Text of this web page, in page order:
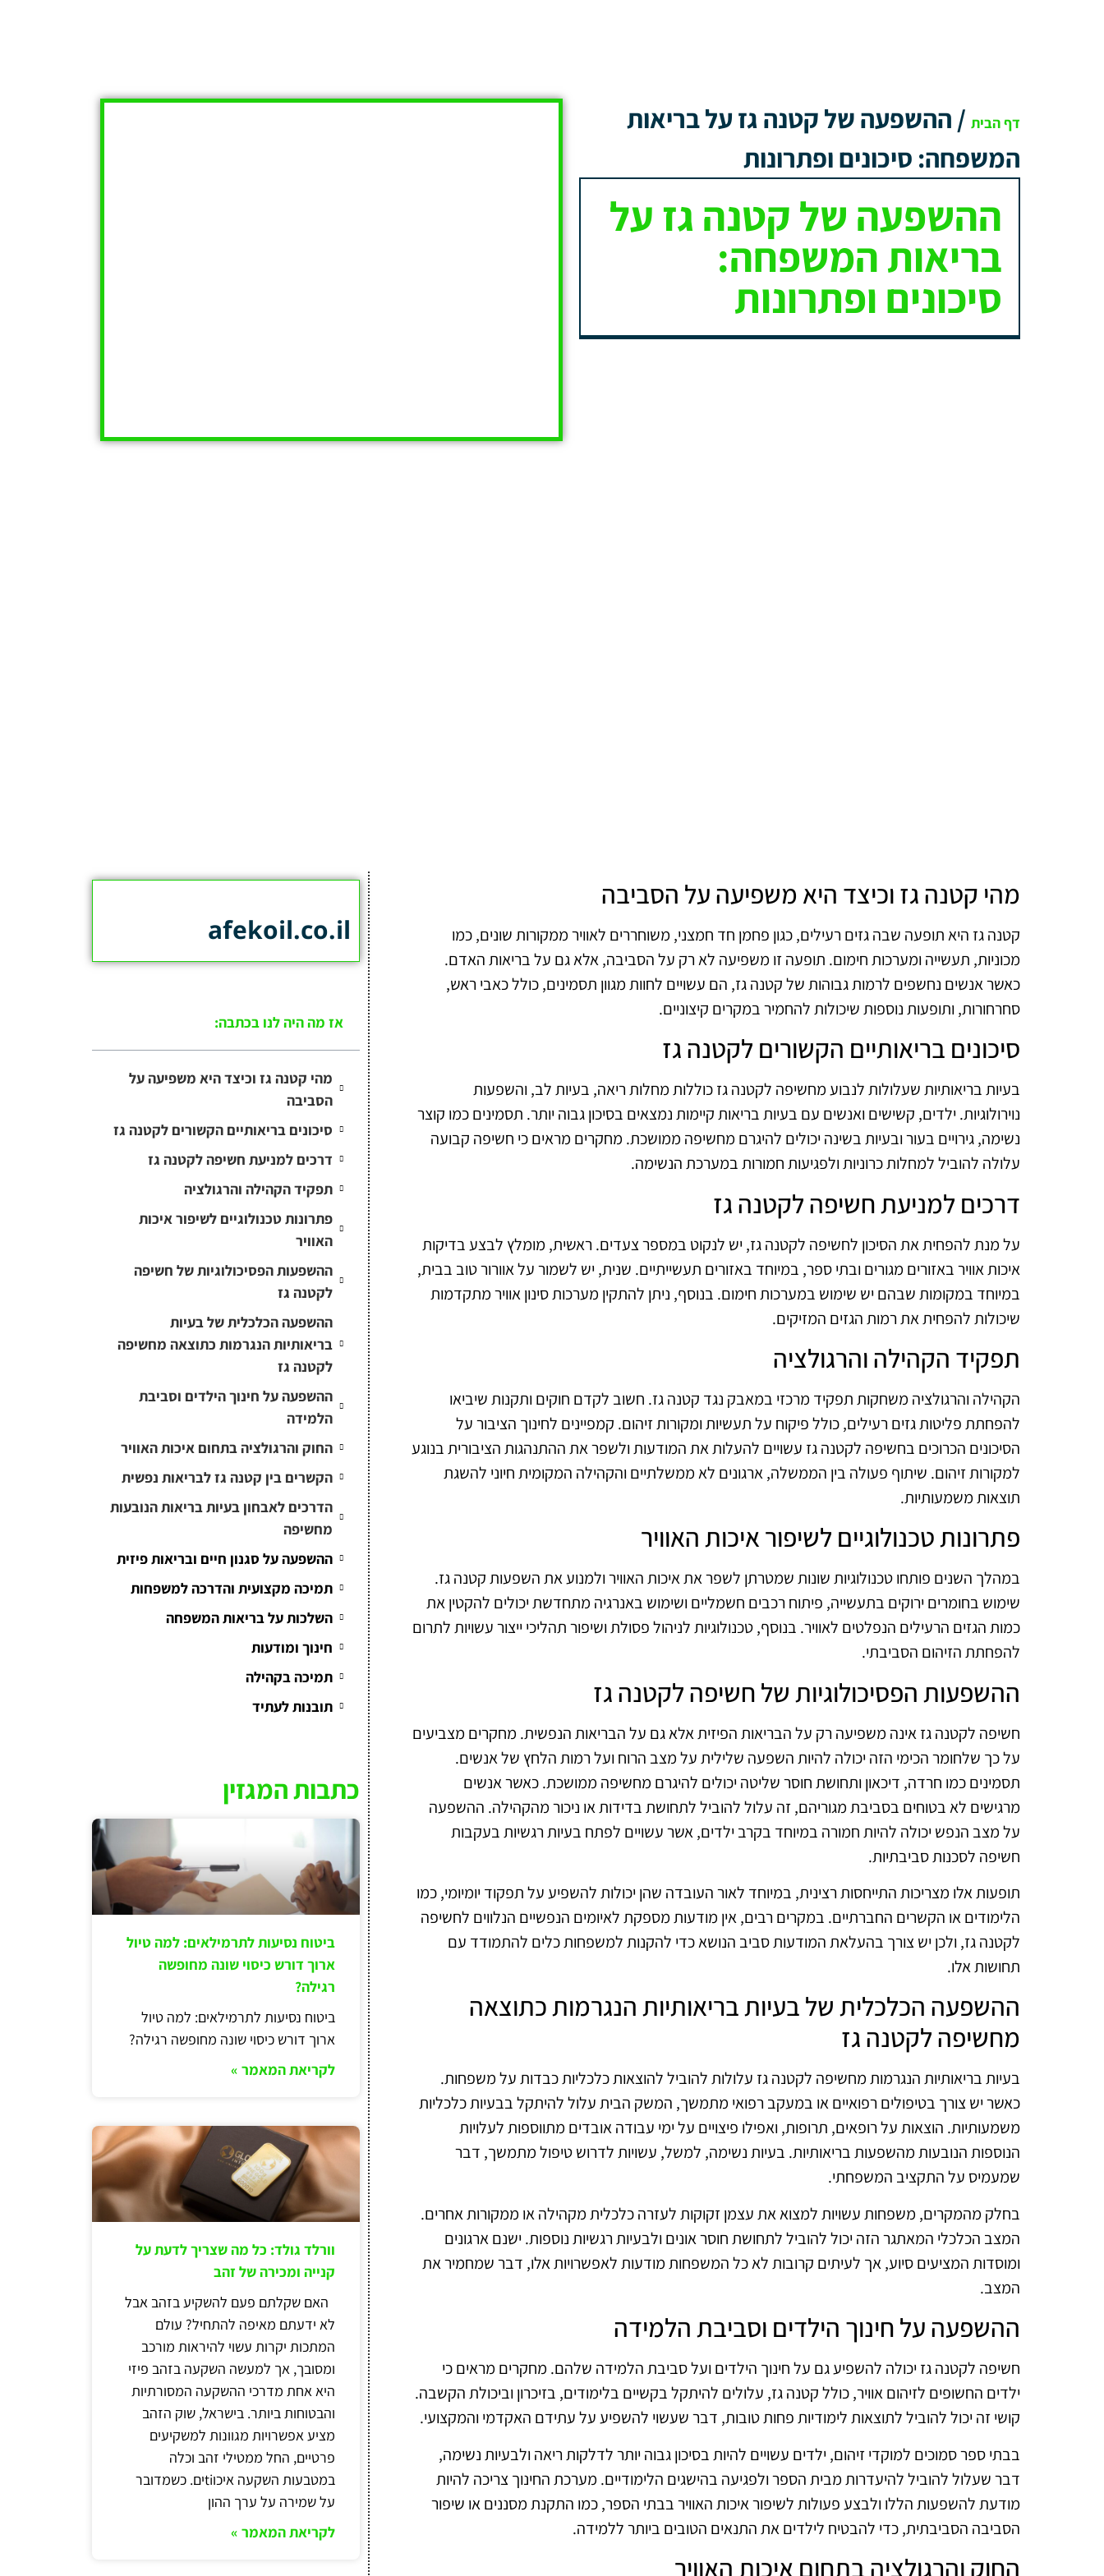
דף הבית /ההשפעה של קטנה גז על בריאות
המשפחה: סיכונים ופתרונות
ההשפעה של קטנה גז על
בריאות המשפחה:
סיכונים ופתרונות
מהי קטנה גז וכיצד היא משפיעה על הסביבה
קטנה גז היא תופעה שבה גזים רעילים, כגון פחמן חד חמצני, משוחררים לאוויר ממקורות שונים, כמו
מכוניות, תעשייה ומערכות חימום. תופעה זו משפיעה לא רק על הסביבה, אלא גם על בריאות האדם.
כאשר אנשים נחשפים לרמות גבוהות של קטנה גז, הם עשויים לחוות מגוון תסמינים, כולל כאבי ראש,
סחרחורות, ותופעות נוספות שיכולות להחמיר במקרים קיצוניים.
סיכונים בריאותיים הקשורים לקטנה גז
בעיות בריאותיות שעלולות לנבוע מחשיפה לקטנה גז כוללות מחלות ריאה, בעיות לב, והשפעות
נוירולוגיות. ילדים, קשישים ואנשים עם בעיות בריאות קיימות נמצאים בסיכון גבוה יותר. תסמינים כמו קוצר
נשימה, גירויים בעור ובעיות בשינה יכולים להיגרם מחשיפה ממושכת. מחקרים מראים כי חשיפה קבועה
עלולה להוביל למחלות כרוניות ולפגיעות חמורות במערכת הנשימה.
דרכים למניעת חשיפה לקטנה גז
על מנת להפחית את הסיכון לחשיפה לקטנה גז, יש לנקוט במספר צעדים. ראשית, מומלץ לבצע בדיקות
איכות אוויר באזורים מגורים ובתי ספר, במיוחד באזורים תעשייתיים. שנית, יש לשמור על אוורור טוב בבית,
במיוחד במקומות שבהם יש שימוש במערכות חימום. בנוסף, ניתן להתקין מערכות סינון אוויר מתקדמות
שיכולות להפחית את רמות הגזים המזיקים.
תפקיד הקהילה והרגולציה
הקהילה והרגולציה משחקות תפקיד מרכזי במאבק נגד קטנה גז. חשוב לקדם חוקים ותקנות שיביאו
להפחתת פליטות גזים רעילים, כולל פיקוח על תעשיות ומקורות זיהום. קמפיינים לחינוך הציבור על
הסיכונים הכרוכים בחשיפה לקטנה גז עשויים להעלות את המודעות ולשפר את ההתנהגות הציבורית בנוגע
למקורות זיהום. שיתוף פעולה בין הממשלה, ארגונים לא ממשלתיים והקהילה המקומית חיוני להשגת
תוצאות משמעותיות.
פתרונות טכנולוגיים לשיפור איכות האוויר
במהלך השנים פותחו טכנולוגיות שונות שמטרתן לשפר את איכות האוויר ולמנוע את השפעות קטנה גז.
שימוש בחומרים ירוקים בתעשייה, פיתוח רכבים חשמליים ושימוש באנרגיה מתחדשת יכולים להקטין את
כמות הגזים הרעילים הנפלטים לאוויר. בנוסף, טכנולוגיות לניהול פסולת ושיפור תהליכי ייצור עשויות לתרום
להפחתת הזיהום הסביבתי.
ההשפעות הפסיכולוגיות של חשיפה לקטנה גז
חשיפה לקטנה גז אינה משפיעה רק על הבריאות הפיזית אלא גם על הבריאות הנפשית. מחקרים מצביעים
על כך שלחומר הכימי הזה יכולה להיות השפעה שלילית על מצב הרוח ועל רמות הלחץ של אנשים.
תסמינים כמו חרדה, דיכאון ותחושת חוסר שליטה יכולים להיגרם מחשיפה ממושכת. כאשר אנשים
מרגישים לא בטוחים בסביבת מגוריהם, זה עלול להוביל לתחושת בדידות או ניכור מהקהילה. ההשפעה
על מצב הנפש יכולה להיות חמורה במיוחד בקרב ילדים, אשר עשויים לפתח בעיות רגשיות בעקבות
חשיפה לסכנות סביבתיות.
תופעות אלו מצריכות התייחסות רצינית, במיוחד לאור העובדה שהן יכולות להשפיע על תפקוד יומיומי, כמו
הלימודים או הקשרים החברתיים. במקרים רבים, אין מודעות מספקת לאיומים הנפשיים הנלווים לחשיפה
לקטנה גז, ולכן יש צורך בהעלאת המודעות סביב הנושא כדי להקנות למשפחות כלים להתמודד עם
תחושות אלו.
ההשפעה הכלכלית של בעיות בריאותיות הנגרמות כתוצאה
מחשיפה לקטנה גז
בעיות בריאותיות הנגרמות מחשיפה לקטנה גז עלולות להוביל להוצאות כלכליות כבדות על משפחות.
כאשר יש צורך בטיפולים רפואיים או במעקב רפואי מתמשך, המשק הבית עלול להיתקל בבעיות כלכליות
משמעותיות. הוצאות על רופאים, תרופות, ואפילו פיצויים על ימי עבודה אובדים מתווספות לעלויות
הנוספות הנובעות מהשפעות בריאותיות. בעיות נשימה, למשל, עשויות לדרוש טיפול מתמשך, דבר
שמעמיס על התקציב המשפחתי.
בחלק מהמקרים, משפחות עשויות למצוא את עצמן זקוקות לעזרה כלכלית מקהילה או ממקורות אחרים.
המצב הכלכלי המאתגר הזה יכול להוביל לתחושת חוסר אונים ולבעיות רגשיות נוספות. ישנם ארגונים
ומוסדות המציעים סיוע, אך לעיתים קרובות לא כל המשפחות מודעות לאפשרויות אלו, דבר שמחמיר את
המצב.
ההשפעה על חינוך הילדים וסביבת הלמידה
חשיפה לקטנה גז יכולה להשפיע גם על חינוך הילדים ועל סביבת הלמידה שלהם. מחקרים מראים כי
ילדים החשופים לזיהום אוויר, כולל קטנה גז, עלולים להיתקל בקשיים בלימודים, בזיכרון וביכולת הקשבה.
קושי זה יכול להוביל לתוצאות לימודיות פחות טובות, דבר שעשוי להשפיע על עתידם האקדמי והמקצועי.
בבתי ספר סמוכים למוקדי זיהום, ילדים עשויים להיות בסיכון גבוה יותר לדלקות ריאה ולבעיות נשימה,
דבר שעלול להוביל להיעדרות מבית הספר ולפגיעה בהישגים הלימודיים. מערכת החינוך צריכה להיות
מודעת להשפעות הללו ולבצע פעולות לשיפור איכות האוויר בבתי הספר, כמו התקנת מסננים או שיפור
הסביבה הסביבתית, כדי להבטיח לילדים את התנאים הטובים ביותר ללמידה.
החוק והרגולציה בתחום איכות האוויר
afekoil.co.il
אז מה היה לנו בכתבה:
מהי קטנה גז וכיצד היא משפיעה על
הסביבה
סיכונים בריאותיים הקשורים לקטנה גז
דרכים למניעת חשיפה לקטנה גז
תפקיד הקהילה והרגולציה
פתרונות טכנולוגיים לשיפור איכות
האוויר
ההשפעות הפסיכולוגיות של חשיפה
לקטנה גז
ההשפעה הכלכלית של בעיות
בריאותיות הנגרמות כתוצאה מחשיפה
לקטנה גז
ההשפעה על חינוך הילדים וסביבת
הלמידה
החוק והרגולציה בתחום איכות האוויר
הקשרים בין קטנה גז לבריאות נפשית
הדרכים לאבחון בעיות בריאות הנובעות
מחשיפה
ההשפעה על סגנון חיים ובריאות פיזית
תמיכה מקצועית והדרכה למשפחות
השלכות על בריאות המשפחה
חינוך ומודעות
תמיכה בקהילה
תובנות לעתיד
כתבות המגזין
ביטוח נסיעות לתרמילאים: למה טיול
ארוך דורש כיסוי שונה מחופשה
רגילה?
ביטוח נסיעות לתרמילאים: למה טיול
ארוך דורש כיסוי שונה מחופשה רגילה?
לקריאת המאמר »
וורלד גולד: כל מה שצריך לדעת על
קנייה ומכירה של זהב
האם שקלתם פעם להשקיע בזהב אבל
לא ידעתם מאיפה להתחיל? עולם
המתכות יקרות עשוי להיראות מורכב
ומסובך, אך למעשה השקעה בזהב פיזי
היא אחת מדרכי ההשקעה המסורתיות
והבטוחות ביותר. בישראל, שוק הזהב
מציע אפשרויות מגוונות למשקיעים
פרטיים, החל ממטילי זהב וכלה
במטבעות השקעה איכוtiים. כשמדובר
על שמירה על ערך ההון
לקריאת המאמר »